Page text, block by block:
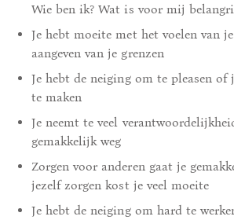
Wie ben ik? Wat is voor mij
Je hebt moeite met het voelen van
aangeven van je grenzen
Je hebt de neiging om te pleasen
te maken
Je neemt te veel
gemakkelijk weg
Zorgen voor anderen gaat je
jezelf zorgen kost je veel moeite
Je hebt de neiging om hard te